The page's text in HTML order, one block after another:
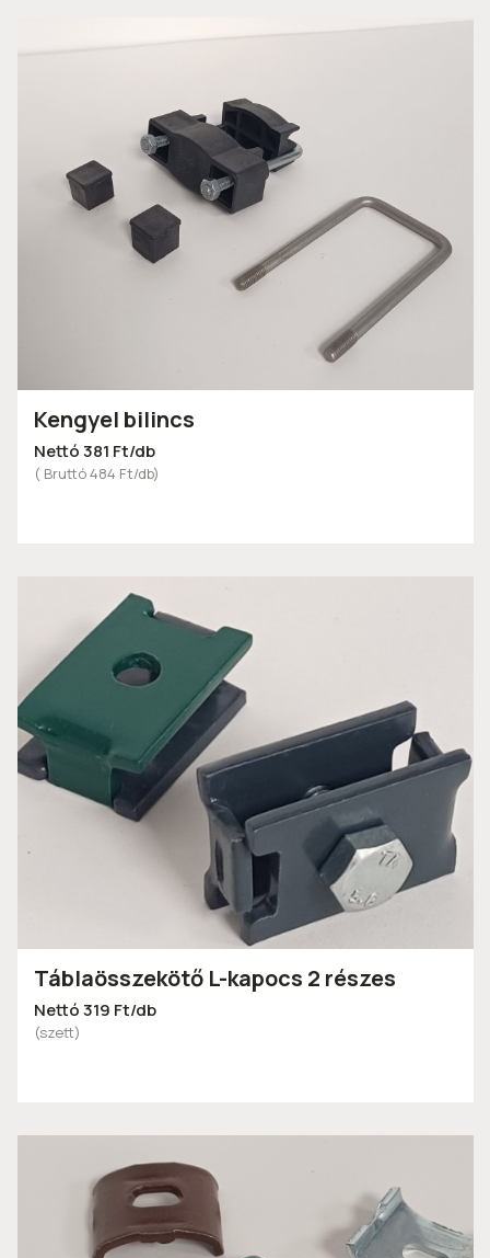
Kengyel bilincs
Nettó 381 Ft/db
( Bruttó 484 Ft/db)
Táblaösszekötő L-kapocs 2 részes
Nettó 319 Ft/db
(szett)